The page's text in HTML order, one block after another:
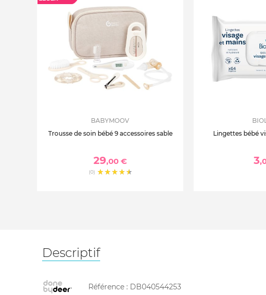
BABYMOOV
Trousse de soin bébé 9 accessoires sable
29,00 €
(0)
Lingettes bébé
3
Descriptif
Référence : DB040544253